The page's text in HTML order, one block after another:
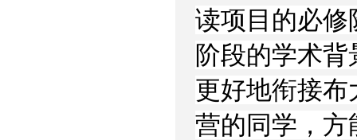
读项目的必修
阶段的学术
更好地衔接
营的同学，方